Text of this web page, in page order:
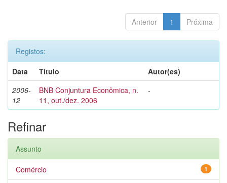
Anterior 1 Próxima
Registos:
Data
Título
Autor(es)
2006-
12
BNB Conjuntura Econômica, n.
11, out./dez. 2006
-
Refinar
Assunto
1
Comércio